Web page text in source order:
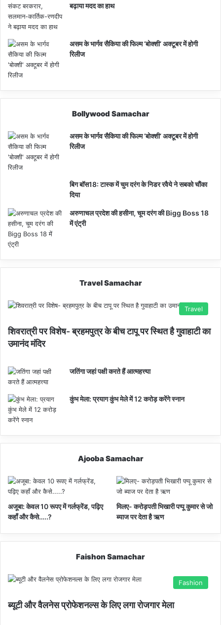
बढ़ाया मदद का हाथ
असम के भार्गव सैकिया की फिल्म ‘बोक्शी’ अक्टूबर में होगी
रिलीज
Bollywood Samachar
असम के भार्गव सैकिया की फिल्म ‘बोक्शी’ अक्टूबर में होगी
रिलीज
बिग बॉस18: टास्क में चुम दरंग के निडर रवैये ने सबको चौंका
दिया
अरुणाचल प्रदेश की हसीना, चूम दरंग की Bigg Boss 18
में एंट्री
Travel Samachar
Travel
शिवरात्री पर विशेष- ब्रहमपुत्र के बीच टापू पर स्थित है गुवाहाटी का
उमानंद मंदिर
जतिंगा जहां पक्षी करते हैं आत्महत्त्या
कुंभ मेला: प्रयाग कुंभ मेले में 12 करोड़ करेंगे स्नान
Ajooba Samachar
अजूबा: केवल 10 रूपए में गर्लफ्रेंड, पढ़िए
कहाँ और कैसे…..?
मिलए- करोड़पती भिखारी पप्पू कुमार से जो
ब्याज पर देता है ऋण
Faishon Samachar
Fashion
ब्यूटी और वैलनेस प्रोफेशनल्स के लिए लगा रोजगार मेला